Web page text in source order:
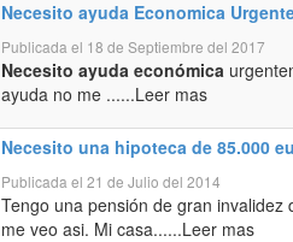
Necesito ayuda Economica
Publicada el 18 de Septiembre del 2017
Necesito ayuda económica
ayuda no me ......Leer mas
Necesito una hipoteca de 85.000
Publicada el 21 de Julio del 2014
Tengo una pensión de gran
me veo asi. Mi casa......Leer mas